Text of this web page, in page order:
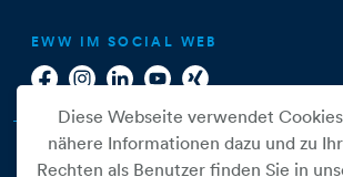
EWW IM SOCIAL WEB
Diese Webseite verwendet
nähere Informationen dazu und zu
Rechten als Benutzer finden Sie in